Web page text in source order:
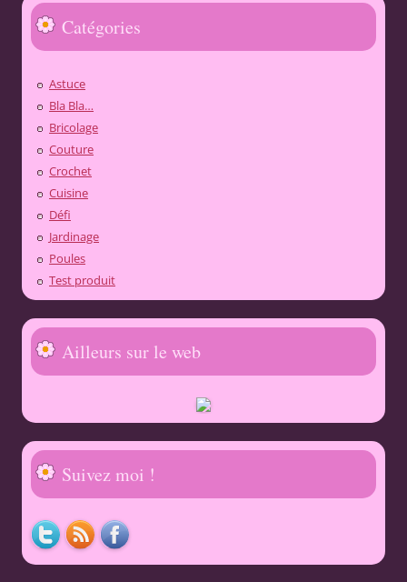
Catégories
Astuce
Bla Bla…
Bricolage
Couture
Crochet
Cuisine
Défi
Jardinage
Poules
Test produit
Ailleurs sur le web
Suivez moi !